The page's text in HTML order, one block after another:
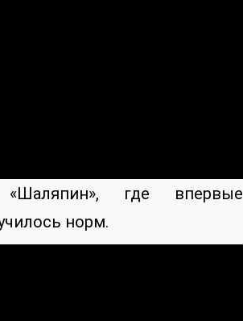
где впервые
норм.